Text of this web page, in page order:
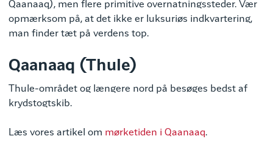
Qaanaaq), men flere primitive overnatningssteder. Vær
opmærksom på, at det ikke er luksuriøs indkvartering,
man finder tæt på ​​verdens top.
Qaanaaq (Thule)
Thule-området og længere nord på besøges bedst af
krydstogtskib.
Læs vores artikel om mørketiden i Qaanaaq.